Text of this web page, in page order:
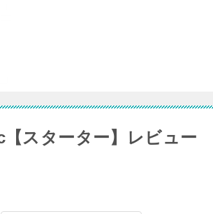
スターター】レビュー